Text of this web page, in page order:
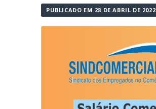
PUBLICADO EM 28 DE ABRIL DE 2022